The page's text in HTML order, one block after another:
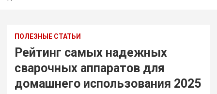
ПОЛЕЗНЫЕ СТАТЬИ
Рейтинг самых надежных
сварочных аппаратов для
домашнего использования 2025